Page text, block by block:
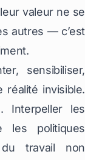
valeur ne se
autres — c’est
sensibiliser,
invisible.
Interpeller les
les politiques
travail non